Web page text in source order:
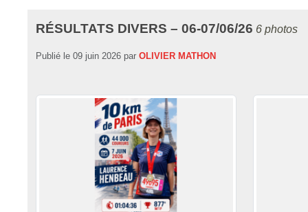
RÉSULTATS DIVERS – 06-07/06/26 6 photos
Publié le 09 juin 2026 par OLIVIER MATHON